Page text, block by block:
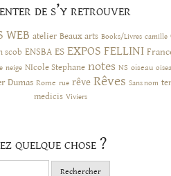
de s’y retrouver
WEB atelier Beaux arts Books/Livres camille
scob ENSBA ES EXPOS FELLINI
neige NIcole Stephane notes NS oiseau
Dumas Rome rue rêve Rêves Sans nom
medicis Viviers
quelque chose ?